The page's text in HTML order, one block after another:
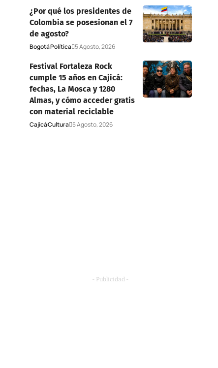
¿Por qué los presidentes de
Colombia se posesionan el 7
de agosto?
BogotáPolítica 5 Agosto, 2026
Festival Fortaleza Rock
cumple 15 años en Cajicá:
fechas, La Mosca y 1280
Almas, y cómo acceder gratis
con material reciclable
CajicáCultura 5 Agosto, 2026
- Publicidad -